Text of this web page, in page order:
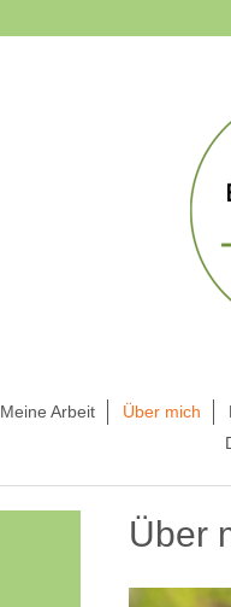
Meine Arbeit Über mich
Über